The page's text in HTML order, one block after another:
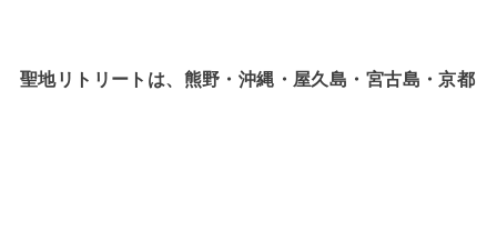
聖地リトリートは、熊野・沖縄・屋久島・宮古島・京都